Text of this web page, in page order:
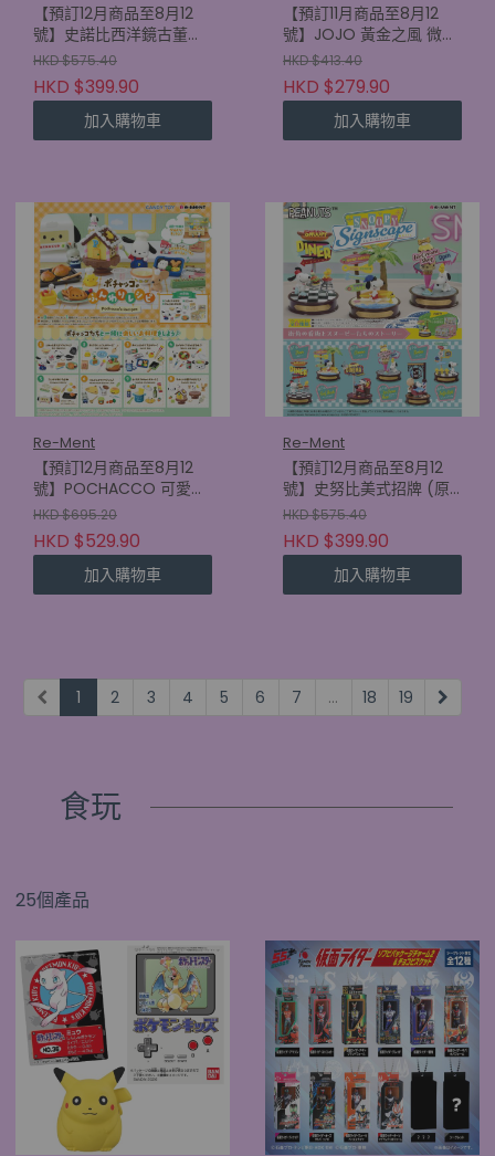
【預訂12月商品至8月12
號】史諾比西洋鏡古董系
列2 (原盒6款)
(4521121701509)
HKD $575.40
HKD $399.90
加入購物車
【預訂11月商品至8月12
號】JOJO 黃金之風 微型
擺設 (原盒6款)
(4521121700892)
HKD $413.40
HKD $279.90
加入購物車
Re-Ment
【預訂12月商品至8月12
號】POCHACCO 可愛食
譜 (原盒8款)
(4521121701745)
HKD $695.20
HKD $529.90
加入購物車
Re-Ment
【預訂12月商品至8月12
號】史努比美式招牌 (原
盒6款) (4521121701585)
HKD $575.40
HKD $399.90
加入購物車
1 2 3 4 5 6 7 ... 18 19
食玩
25個產品